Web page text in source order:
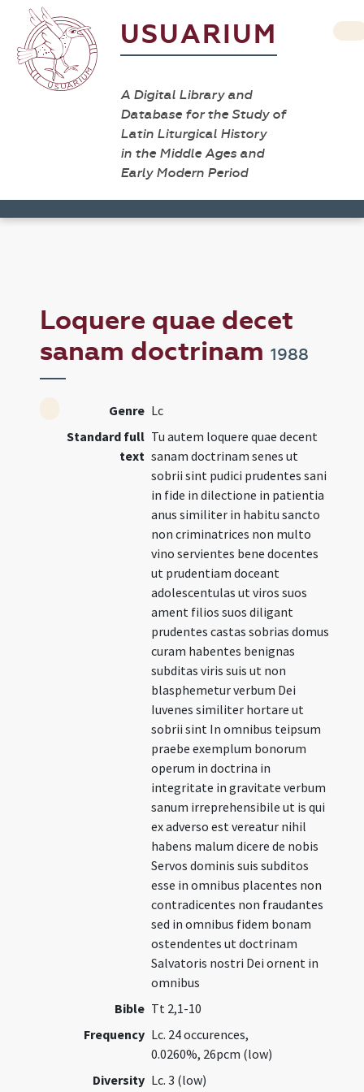
USUARIUM
A Digital Library and
Database for the Study of
Latin Liturgical History
in the Middle Ages and
Early Modern Period
Loquere quae decet
sanam doctrinam1988
Genre Lc
Standard full
text
Tu autem loquere quae decent
sanam doctrinam senes ut
sobrii sint pudici prudentes sani
in fide in dilectione in patientia
anus similiter in habitu sancto
non criminatrices non multo
vino servientes bene docentes
ut prudentiam doceant
adolescentulas ut viros suos
ament filios suos diligant
prudentes castas sobrias domus
curam habentes benignas
subditas viris suis ut non
blasphemetur verbum Dei
Iuvenes similiter hortare ut
sobrii sint In omnibus teipsum
praebe exemplum bonorum
operum in doctrina in
integritate in gravitate verbum
sanum irreprehensibile ut is qui
ex adverso est vereatur nihil
habens malum dicere de nobis
Servos dominis suis subditos
esse in omnibus placentes non
contradicentes non fraudantes
sed in omnibus fidem bonam
ostendentes ut doctrinam
Salvatoris nostri Dei ornent in
omnibus
Bible Tt 2,1-10
Frequency Lc. 24 occurences,
0.0260%, 26pcm (low)
Diversity Lc. 3 (low)